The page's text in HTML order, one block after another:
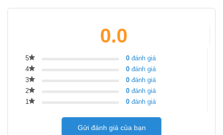
0.0
5 0 đánh giá
4
0 đánh giá
3
0 đánh giá
2
0 đánh giá
1
0 đánh giá
Gửi đánh giá của bạn